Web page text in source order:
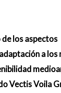
los aspectos
a los
Vectis Voila